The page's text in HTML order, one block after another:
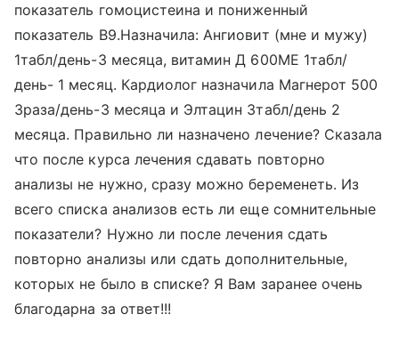
показатель гомоцистеина и пониженный
показатель В9.Назначила: Ангиовит (мне и мужу)
1табл/день-3 месяца, витамин Д 600МЕ 1табл/
день- 1 месяц. Кардиолог назначила Магнерот 500
3раза/день-3 месяца и Элтацин 3табл/день 2
месяца. Правильно ли назначено лечение? Сказала
что после курса лечения сдавать повторно
анализы не нужно, сразу можно беременеть. Из
всего списка анализов есть ли еще сомнительные
показатели? Нужно ли после лечения сдать
повторно анализы или сдать дополнительные,
которых не было в списке? Я Вам заранее очень
благодарна за ответ!!!